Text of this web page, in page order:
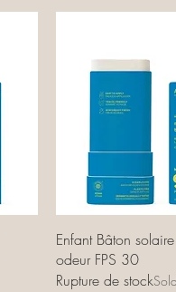
Aperçu
Enfant Bâton
odeur FPS 30
Rupture de stock